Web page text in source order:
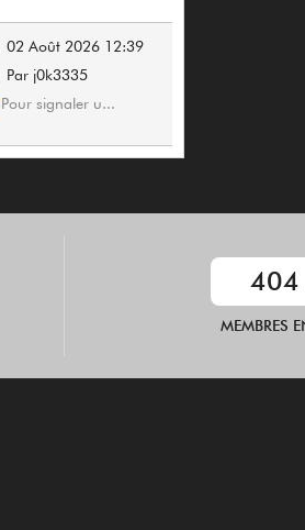
02 Août 2026 12:39
Par j0k3335
Pour signaler u...
404
MEMBRES